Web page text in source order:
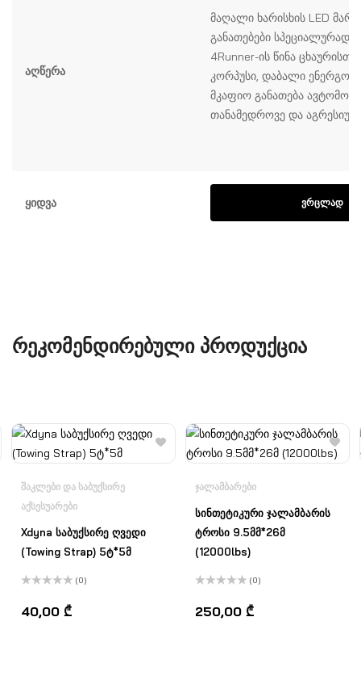
Აღწერა
მაღალი ხარისხის LED
განათებები სპეციალურად
4Runner-ის წინა
კორპუსი, დაბალი
მკაფიო განათება
თანამედროვე და აგრესიულ
Ყიდვა ᲕᲠᲪᲚᲐᲓ
ᲠᲔᲙᲝᲛᲔᲜᲓᲘᲠᲔᲑᲣᲚᲘ ᲞᲠᲝᲓᲣᲥᲪᲘᲐ
ᲨᲐᲙᲚᲔᲑᲘ ᲓᲐ ᲡᲐᲑᲣᲥᲡᲘᲠᲔ
ᲐᲥᲡᲔᲡᲣᲐᲠᲔᲑᲘ
Xdyna საბუქსირე ღვედი
(Towing Strap) 5ტ*5მ
0,
5-
(0)
40,00 ₾
ᲯᲐᲚᲐᲛᲑᲐᲠᲔᲑᲘ
სინთეტიკური ჯალამბარის
ტროსი 9.5მმ*26მ
(12000lbs)
0,
5-
(0)
250,00 ₾